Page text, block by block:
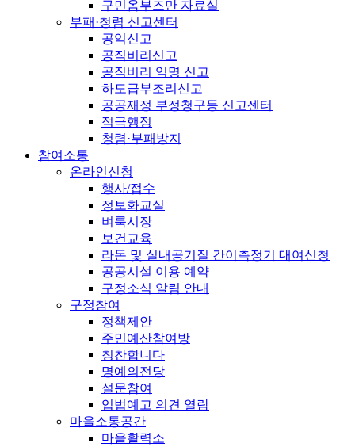
구민옴부즈만 자료실
부패·청렴 신고센터
공익신고
공직비리신고
공직비리 익명 신고
하도급부조리신고
공공재정 부정청구등 신고센터
적극행정
청렴·부패방지
참여소통
온라인신청
행사/접수
정보화교실
벼룩시장
보건교육
라돈 및 실내공기질 간이측정기 대여신청
공공시설 이용 예약
구정소식 알림 안내
구정참여
정책제안
주민예산참여방
칭찬합니다
명예의전당
설문참여
입법예고 의견 열람
마을소통공간
마을활력소